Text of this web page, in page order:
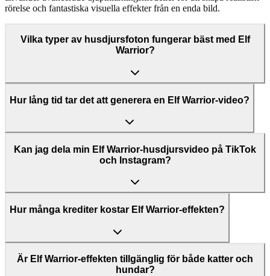
rörelse och fantastiska visuella effekter från en enda bild.
Vilka typer av husdjursfoton fungerar bäst med Elf
Warrior?
Hur lång tid tar det att generera en Elf Warrior-video?
Kan jag dela min Elf Warrior-husdjursvideo på TikTok
och Instagram?
Hur många krediter kostar Elf Warrior-effekten?
Är Elf Warrior-effekten tillgänglig för både katter och
hundar?